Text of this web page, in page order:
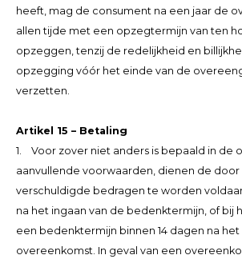
heeft, mag de consument na een jaar de
allen tijde met een opzegtermijn van ten
opzeggen, tenzij de redelijkheid en
opzegging vóór het einde van de
verzetten.
Artikel 15 – Betaling
1. Voor zover niet anders is bepaald in de
aanvullende voorwaarden, dienen de
verschuldigde bedragen te worden
na het ingaan van de bedenktermijn, of bij
een bedenktermijn binnen 14 dagen na het
overeenkomst. In geval van een